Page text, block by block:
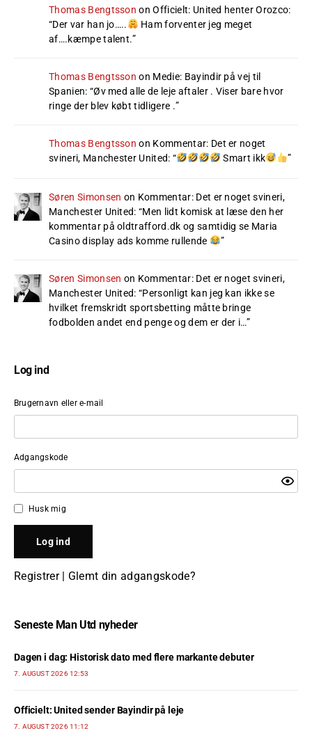
Thomas Bengtsson onOfficielt: United henter Orozco:
“Der var han jo…..
Ham forventer jeg meget
af….kæmpe talent.”
Thomas Bengtsson on Medie: Bayindir på vej til
Spanien: “Øv med alle de leje aftaler . Viser bare hvor
ringe der blev købt tidligere .”
Thomas Bengtsson on Kommentar: Det er noget
svineri, Manchester United: “ Smart ikk ”
Søren Simonsen on Kommentar: Det er noget svineri,
Manchester United: “Men lidt komisk at læse den her
kommentar på oldtrafford.dk og samtidig se Maria
Casino display ads komme rullende
”
Søren Simonsen on Kommentar: Det er noget svineri,
Manchester United: “Personligt kan jeg kan ikke se
hvilket fremskridt sportsbetting måtte bringe
fodbolden andet end penge og dem er der i…”
Log ind
Brugernavn eller e-mail
Adgangskode
Husk mig
Registrer| Glemt din adgangskode?
Seneste Man Utd nyheder
Dagen i dag: Historisk dato med flere markante debuter
7. AUGUST 2026 12:53
Officielt: United sender Bayindir på leje
7. AUGUST 2026 11:12